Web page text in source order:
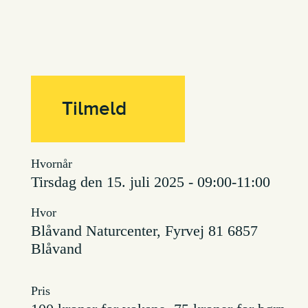
Tilmeld
Hvornår
tirsdag den 15. juli 2025 - 09:00-11:00
Hvor
Blåvand Naturcenter, Fyrvej 81 6857
Blåvand
Pris